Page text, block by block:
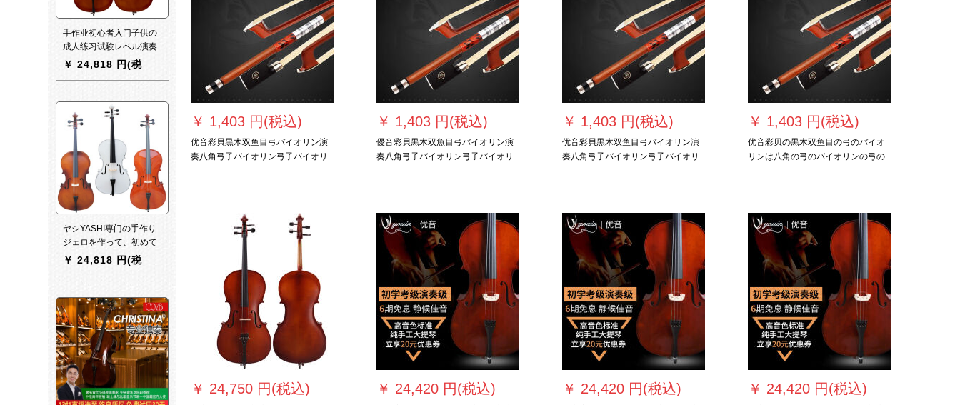
￥ 1,403 円(税込)
优音彩貝黒木双鱼目弓バイオリン演
奏八角弓子バイオリン弓子バイオリ
￥ 1,403 円(税込)
優音彩貝黒木双魚目弓バイオリン演
奏八角弓子バイオリン弓子バイオリ
￥ 1,403 円(税込)
优音彩貝黒木双鱼目弓バイオリン演
奏八角弓子バイオリン弓子バイオリ
￥ 1,403 円(税込)
优音彩贝の黒木双鱼目の弓のバイオ
リンは八角の弓のバイオリンの弓の
￥ 24,750 円(税込) ￥ 24,420 円(税込) ￥ 24,420 円(税込) ￥ 24,420 円(税込)
手作业初心者入门子供の
成人练习试験レベル演奏
级チロのグーレドップ试
￥ 24,818 円(税
込)
ヤシYASHI専门の手作り
ジェロを作って、初めて
大人用の子供用モデルを
した。
￥ 24,818 円(税
込)